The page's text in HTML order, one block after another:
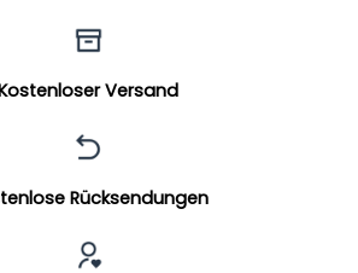
Versand
Rücksendungen